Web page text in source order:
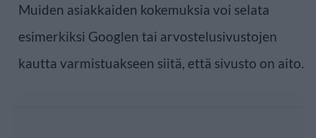
Muiden asiakkaiden kokemuksia voi selata
esimerkiksi Googlen tai arvostelusivustojen
kautta varmistuakseen siitä, että sivusto on aito.